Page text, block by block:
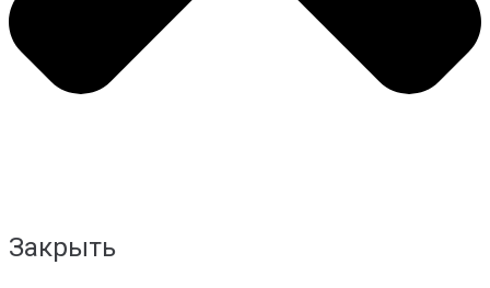
Закрыть